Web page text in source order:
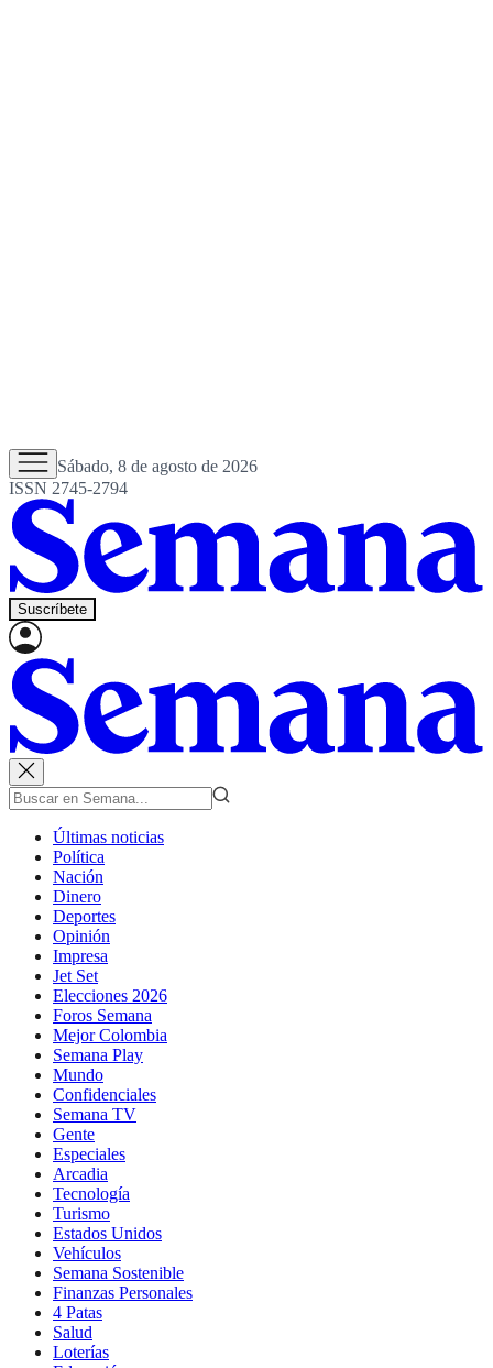
Sábado, 8 de agosto de 2026
ISSN 2745-2794
Suscríbete
Últimas noticias
Política
Nación
Dinero
Deportes
Opinión
Impresa
Jet Set
Elecciones 2026
Foros Semana
Mejor Colombia
Semana Play
Mundo
Confidenciales
Semana TV
Gente
Especiales
Arcadia
Tecnología
Turismo
Estados Unidos
Vehículos
Semana Sostenible
Finanzas Personales
4 Patas
Salud
Loterías